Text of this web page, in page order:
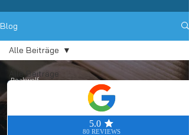
Blog
Alle Beiträge
Alle Beiträge
Peakwolf
3 Min. Lesezeit